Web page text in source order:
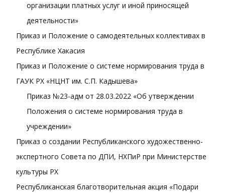
организации платных услуг и иной приносящей
деятельности»
Приказ и Положение о самодеятельных коллективах в
Республике Хакасия
Приказ и Положение о системе нормирования труда в
ГАУК РХ «НЦНТ им. С.П. Кадышева»
Приказ №23-адм от 28.03.2022 «Об утверждении
Положения о системе нормирования труда в
учреждении»
Приказ о создании Республиканского художественно-
экспертного Совета по ДПИ, НХПиР при Министерстве
культуры РХ
Республиканская благотворительная акция «Подари